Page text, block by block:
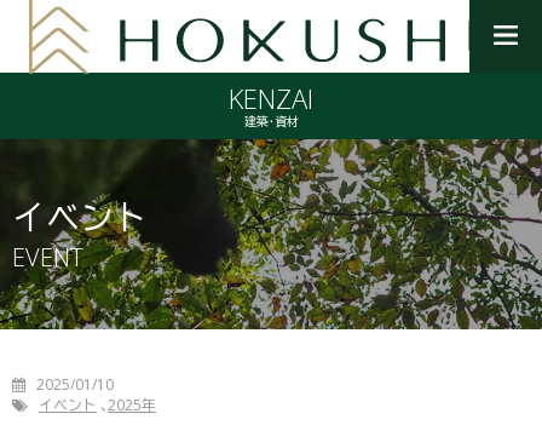
を
開
く
KENZAI
建築・資材
イベント
EVENT
2025/01/10
イベント
2025年